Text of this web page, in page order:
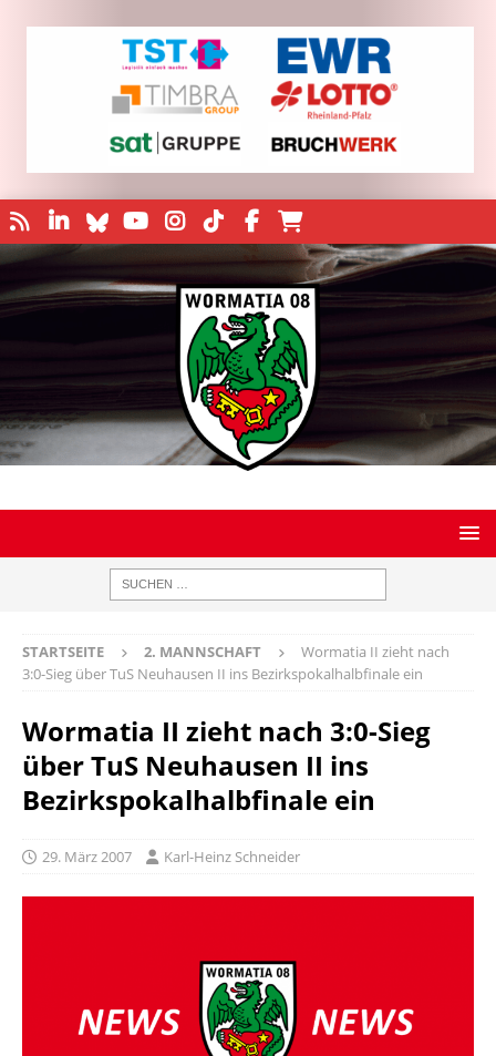
STARTSEITE 2. MANNSCHAFT
Wormatia II zieht nach
3:0-Sieg über TuS Neuhausen II ins Bezirkspokalhalbfinale ein
Wormatia II zieht nach 3:0-Sieg
über TuS Neuhausen II ins
Bezirkspokalhalbfinale ein
29. März 2007 Karl-Heinz Schneider